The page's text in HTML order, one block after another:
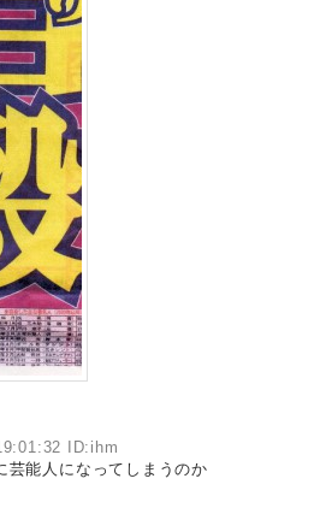
ID:ihm
芸能人になってしまうのか